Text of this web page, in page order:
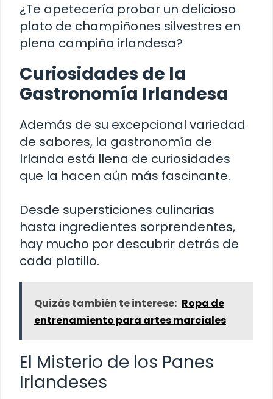
¿Te apetecería probar un delicioso
plato de champiñones silvestres en
plena campiña irlandesa?
Curiosidades de la
Gastronomía Irlandesa
Además de su excepcional variedad
de sabores, la gastronomía de
Irlanda está llena de curiosidades
que la hacen aún más fascinante.
Desde supersticiones culinarias
hasta ingredientes sorprendentes,
hay mucho por descubrir detrás de
cada platillo.
Quizás también te interese: Ropa de
entrenamiento para artes marciales
El Misterio de los Panes
Irlandeses